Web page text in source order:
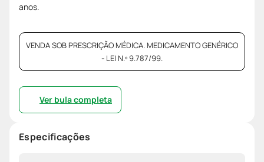
anos.
VENDA SOB PRESCRIÇÃO MÉDICA. MEDICAMENTO GENÉRICO
- LEI N.º 9.787/99.
Ver bula completa
Especificações